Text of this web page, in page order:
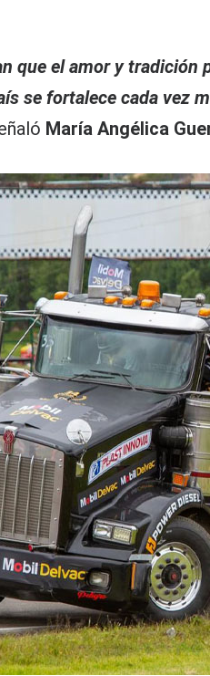
que el amor y
se fortalece cada vez
María Angélica